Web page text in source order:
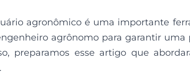
agronômico é uma importante
agrônomo para garantir
preparamos esse artigo que